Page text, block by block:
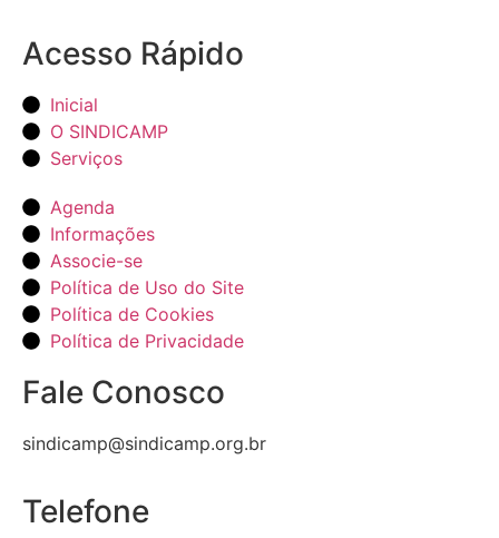
Acesso Rápido
Inicial
O SINDICAMP
Serviços
Agenda
Informações
Associe-se
Política de Uso do Site
Política de Cookies
Política de Privacidade
Fale Conosco
sindicamp@sindicamp.org.br
Telefone